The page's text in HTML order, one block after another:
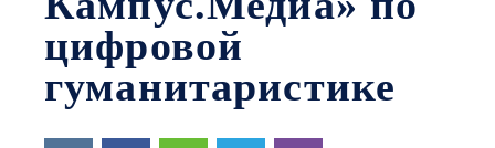
цифровой
гуманитаристике